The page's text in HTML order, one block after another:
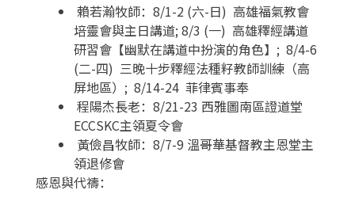
賴若瀚牧師：8/1-2 (六-日) 高雄福氣教會
培靈會與主日講道; 8/3 (一) 高雄釋經講道
研習會【幽默在講道中扮演的角色】; 8/4-6
(二-四) 三晚十步釋經法種籽教師訓練（高
屏地區）; 8/14-24 菲律賓事奉
程陽杰長老：8/21-23 西雅圖南區證道堂
ECCSKC主領夏令會
黃儉昌牧師：8/7-9 溫哥華基督教主恩堂主
領退修會
感恩與代禱：